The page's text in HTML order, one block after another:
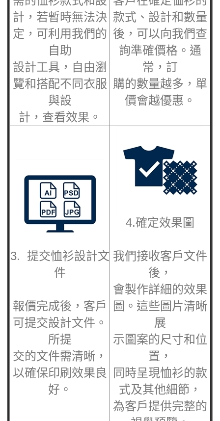
計，若暫時無法決
定，可利用我們的
自助
設計工具，自由瀏
覽和搭配不同衣服
與設
計，查看效果。
款式、設計和數量
後，可以向我們查
詢準確價格。通
常，訂
購的數量越多，單
價會越優惠。
3. 提交恤衫設計文
件
報價完成後，客戶
可提交設計文件。
所提
交的文件需清晰，
以確保印刷效果良
好。
4.確定效果圖
我們接收客戶文件
後，
會製作詳細的效果
圖。這些圖片清晰
展
示圖案的尺寸和位
置，
同時呈現恤衫的款
式及其他細節，
為客戶提供完整的